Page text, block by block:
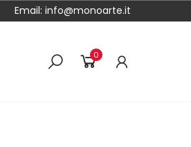
Email: info@monoarte.it
0